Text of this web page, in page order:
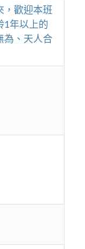
，歡迎本班
1年以上的
為、天人合